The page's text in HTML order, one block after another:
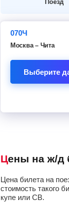
Поезд
070Ч
Москва – Чита
Выберите
Цены на ж/
Цена билета на
стоимость такого
купе или СВ.